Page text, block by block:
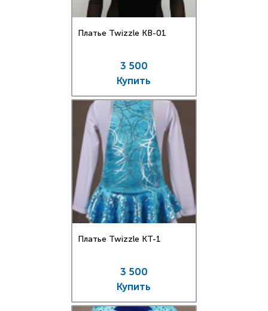
Платье Twizzle КВ-01
3 500
Купить
Платье Twizzle КT-1
3 500
Купить